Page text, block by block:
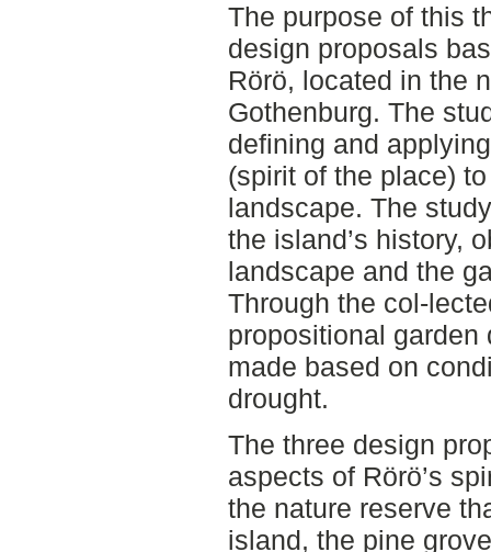
The purpose of this
design proposals
Rörö, located in the
Gothenburg. The
defining and
(spirit of the place)
landscape. The
the island’s history,
landscape and the
Through the col-
propositional
made based on
drought.
The three design
aspects of Rörö’s
the nature reserve
island, the pine